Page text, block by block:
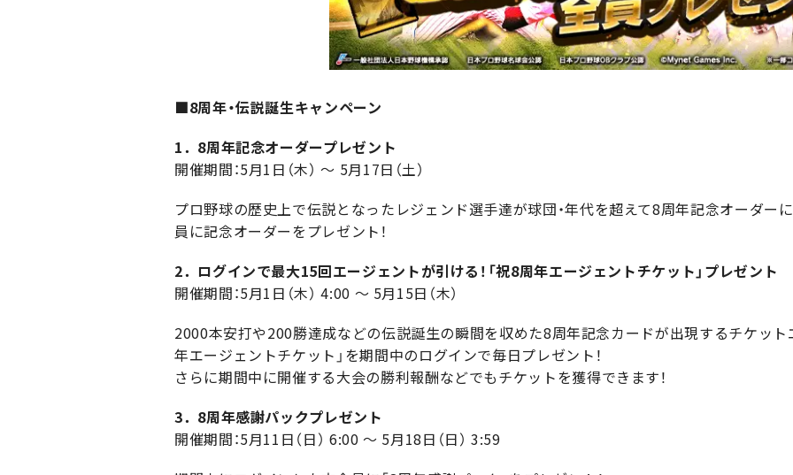
■8周年・伝説誕生キャンペーン
1．8周年記念オーダープレゼント
開催期間：5月1日（木） ～ 5月17日（土）
プロ野球の歴史上で伝説となったレジェンド選手達が球団・年代を超えて8周年記念オーダー
員に記念オーダーをプレゼント！
2．ログインで最大15回エージェントが引ける！「祝8周年エージェントチケット」プレゼント
開催期間：5月1日（木） 4:00 ～ 5月15日（木）
2000本安打や200勝達成などの伝説誕生の瞬間を収めた8周年記念カードが出現するチケット
年エージェントチケット」を期間中のログインで毎日プレゼント！
さらに期間中に開催する大会の勝利報酬などでもチケットを獲得できます！
3．8周年感謝パックプレゼント
開催期間：5月11日（日） 6:00 ～ 5月18日（日） 3:59